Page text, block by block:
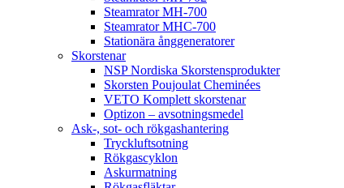
Steamrator MH-700
Steamrator MHC-700
Stationära ånggeneratorer
Skorstenar
NSP Nordiska Skorstensprodukter
Skorsten Poujoulat Cheminées
VETO Komplett skorstenar
Optizon – avsotningsmedel
Ask-, sot- och rökgashantering
Tryckluftsotning
Rökgascyklon
Askurmatning